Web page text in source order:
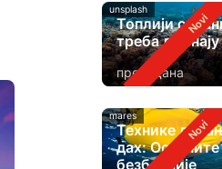
unsplash
Топлији
треба да знају
пре 2 дана
mares
Технике
дах:
безбедније